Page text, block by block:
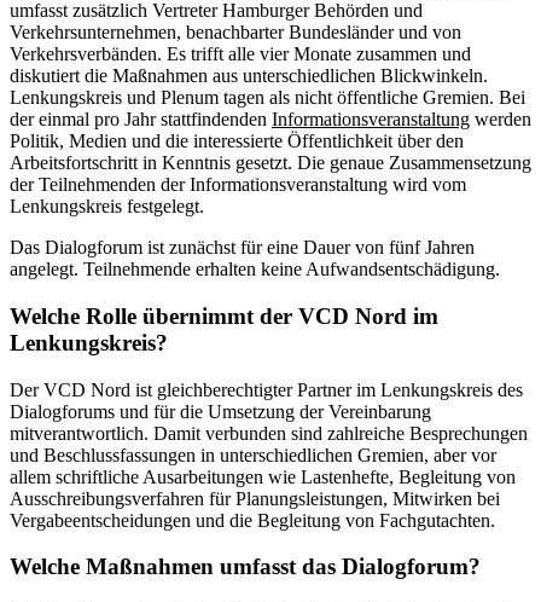
umfasst zusätzlich Vertreter Hamburger Behörden und
Verkehrsunternehmen, benachbarter Bundesländer und von
Verkehrsverbänden. Es trifft alle vier Monate zusammen und
diskutiert die Maßnahmen aus unterschiedlichen Blickwinkeln.
Lenkungskreis und Plenum tagen als nicht öffentliche Gremien. Bei
der einmal pro Jahr stattfindenden Informationsveranstaltung werden
Politik, Medien und die interessierte Öffentlichkeit über den
Arbeitsfortschritt in Kenntnis gesetzt. Die genaue Zusammensetzung
der Teilnehmenden der Informationsveranstaltung wird vom
Lenkungskreis festgelegt.
Das Dialogforum ist zunächst für eine Dauer von fünf Jahren
angelegt. Teilnehmende erhalten keine Aufwandsentschädigung.
Welche Rolle übernimmt der VCD Nord im
Lenkungskreis?
Der VCD Nord ist gleichberechtigter Partner im Lenkungskreis des
Dialogforums und für die Umsetzung der Vereinbarung
mitverantwortlich. Damit verbunden sind zahlreiche Besprechungen
und Beschlussfassungen in unterschiedlichen Gremien, aber vor
allem schriftliche Ausarbeitungen wie Lastenhefte, Begleitung von
Ausschreibungsverfahren für Planungsleistungen, Mitwirken bei
Vergabeentscheidungen und die Begleitung von Fachgutachten.
Welche Maßnahmen umfasst das Dialogforum?